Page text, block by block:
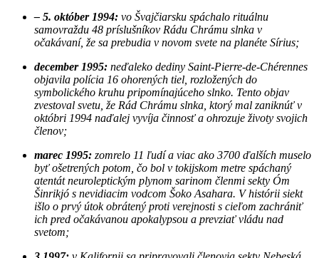
– 5. október 1994: vo Švajčiarsku spáchalo rituálnu
samovraždu 48 príslušníkov Rádu Chrámu slnka v
očakávaní, že sa prebudia v novom svete na planéte Sírius;
december 1995: neďaleko dediny Saint-Pierre-de-Chérennes
objavila polícia 16 ohorených tiel, rozložených do
symbolického kruhu pripomínajúceho slnko. Tento objav
zvestoval svetu, že Rád Chrámu slnka, ktorý mal zaniknúť v
októbri 1994 naďalej vyvíja činnosť a ohrozuje životy svojich
členov;
marec 1995: zomrelo 11 ľudí a viac ako 3700 ďalších muselo
byť ošetrených potom, čo bol v tokijskom metre spáchaný
atentát neuroleptickým plynom sarinom členmi sekty Óm
Šinrikjó s nevidiacim vodcom Šoko Asahara. V histórii siekt
išlo o prvý útok obrátený proti verejnosti s cieľom zachrániť
ich pred očakávanou apokalypsou a prevziať vládu nad
svetom;